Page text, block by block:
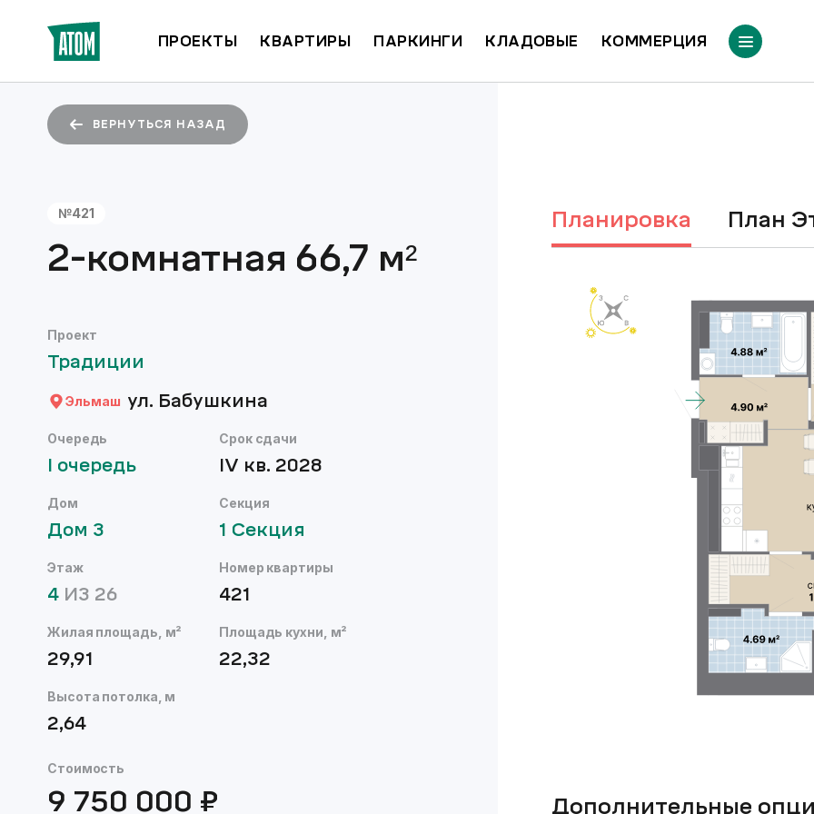
ПРОЕКТЫ КВАРТИРЫ ПАРКИНГИ КЛАДОВЫЕ КОММЕРЦИЯ
ВЕРНУТЬСЯ НАЗАД
№421
2-комнатная 66,7 м²
Проект
Традиции
Эльмаш ул. Бабушкина
Очередь
I очередь
Срок сдачи
IV кв. 2028
Дом
Дом 3
Секция
1 Секция
Этаж
4 ИЗ 26
Номер квартиры
421
Жилая площадь, м²
29,91
Площадь кухни, м²
22,32
Высота потолка, м
2,64
Стоимость
9 750 000 ₽
Планировка План
Дополнительные